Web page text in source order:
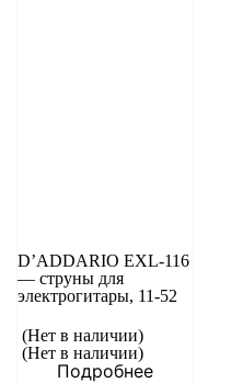
D’ADDARIO EXL-116
— струны для
электрогитары, 11-52
(Нет в наличии)
(Нет в наличии)
Подробнее